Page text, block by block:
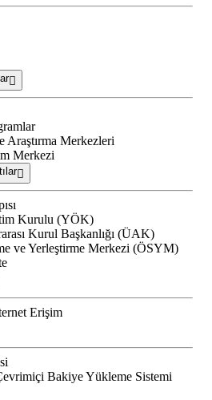
Araştırma Merkezleri
Merkezi
Kurulu (YÖK)
Kurul Başkanlığı (ÜAK)
ve Yerleştirme Merkezi (ÖSYM)
Erişim
Bakiye Yükleme Sistemi